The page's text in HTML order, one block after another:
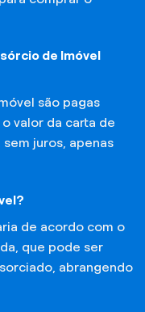
de Imóvel
são pagas
valor da carta de
juros, apenas
de acordo com o
que pode ser
abrangendo